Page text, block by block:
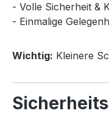
- Volle Sicherheit &
- Einmalige
Wichtig: Kleinere